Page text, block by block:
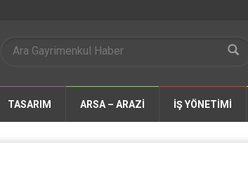
TASARIM ARSA – ARAZİ İŞ YÖNETİMİ